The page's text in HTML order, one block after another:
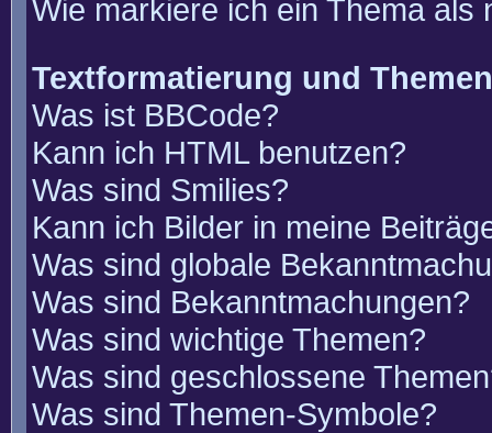
Wie markiere ich ein Thema als
Textformatierung und
Was ist BBCode?
Kann ich HTML benutzen?
Was sind Smilies?
Kann ich Bilder in meine
Was sind globale
Was sind Bekanntmachungen?
Was sind wichtige Themen?
Was sind geschlossene
Was sind Themen-Symbole?